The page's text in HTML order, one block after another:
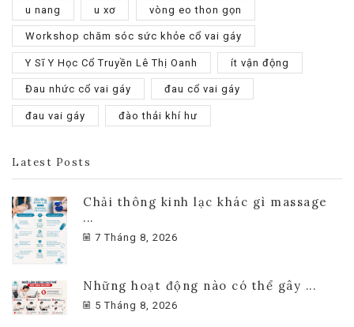
u nang u xơ vòng eo thon gọn
Workshop chăm sóc sức khỏe cổ vai gáy
Y Sĩ Y Học Cổ Truyền Lê Thị Oanh ít vận động
Đau nhức cổ vai gáy đau cổ vai gáy
đau vai gáy đào thải khí hư
Latest Posts
Chải thông kinh lạc khác gì massage
...
7 Tháng 8, 2026
Những hoạt động nào có thể gây ...
5 Tháng 8, 2026